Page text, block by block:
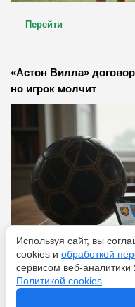
Перейти
«Астон Вилла»
но игрок молчит
Перейти
Используя сайт, вы
cookies и обработкой
сервисом веб-аналитики
Политикой cookies